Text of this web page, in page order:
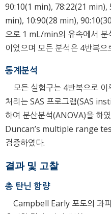
90:10(1 min), 78:22(21 min),
min), 10:90(28 min),
으로 1 mL/min의 유속에서
이었으며 모든 분석은 4반복으
통계분석
모든 실험구는 4반복으로
처리는 SAS 프로그램(SAS
하여 분산분석(ANOVA)을 하
Duncan’s multiple range
검증하였다.
결과 및 고찰
총 탄닌 함량
Campbell Early 포도의 과